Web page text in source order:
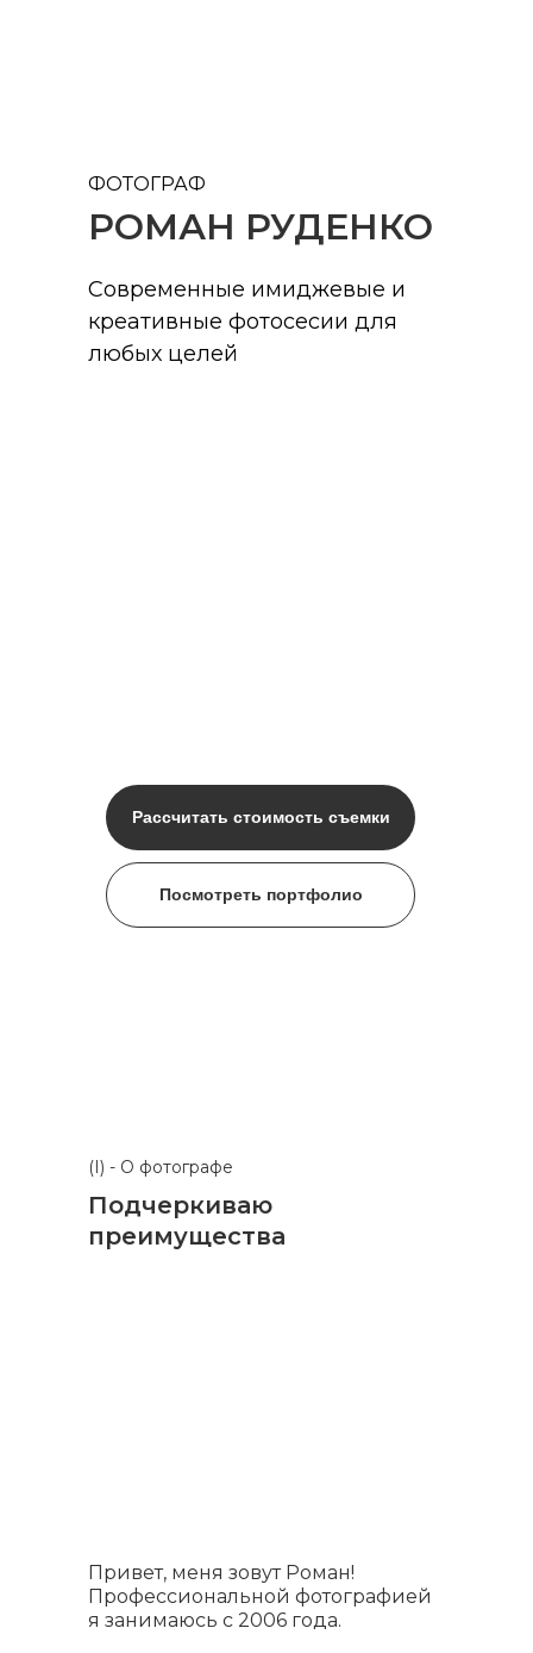
Рассчитать стоимость съемки
Посмотреть портфолио
ФОТОГРАФ
Современные имиджевые и
креативные фотосесии для
любых целей
РОМАН РУДЕНКО
(I) - О фотографе
Подчеркиваю
преимущества
Привет, меня зовут Роман!
Профессиональной фотографией
я занимаюсь с 2006 года.